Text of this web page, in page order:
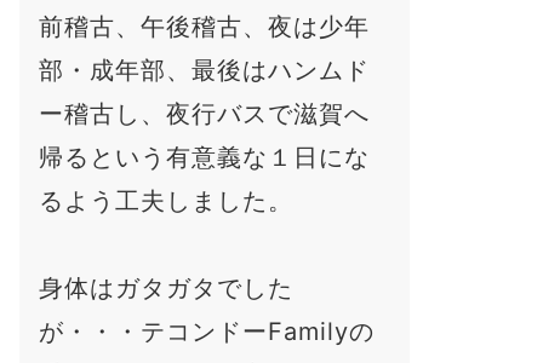
前稽古、午後稽古、夜は少年
部・成年部、最後はハンムド
ー稽古し、夜行バスで滋賀へ
帰るという有意義な１日にな
るよう工夫しました。
身体はガタガタでした
が・・・テコンドーFamilyの